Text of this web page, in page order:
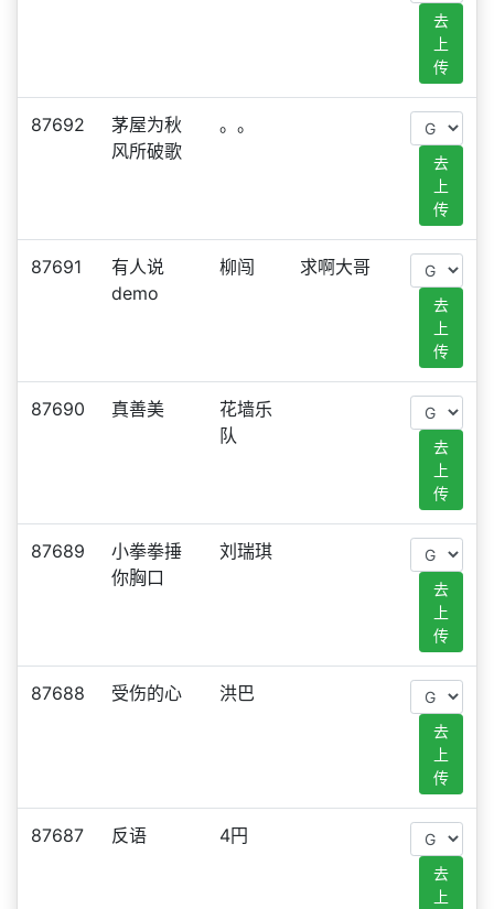
去
上
传
87692
茅屋为秋
风所破歌
。。
去
上
传
87691
有人说
demo
柳闯 求啊大哥
去
上
传
87690 真善美
花墙乐
队
去
上
传
87689
小拳拳捶
你胸口
刘瑞琪
去
上
传
87688 受伤的心 洪巴
去
上
传
87687 反语 4円
去
上